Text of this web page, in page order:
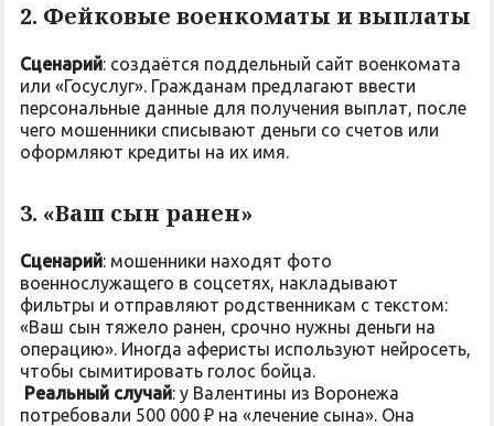
2. Фейковые военкоматы и выплаты
Сценарий: создаётся поддельный сайт военкомата
или «Госуслуг». Гражданам предлагают ввести
персональные данные для получения выплат, после
чего мошенники списывают деньги со счетов или
оформляют кредиты на их имя.
3. «Ваш сын ранен»
Сценарий: мошенники находят фото
военнослужащего в соцсетях, накладывают
фильтры и отправляют родственникам с текстом:
«Ваш сын тяжело ранен, срочно нужны деньги на
операцию». Иногда аферисты используют нейросеть,
чтобы сымитировать голос бойца.
Реальный случай: у Валентины из Воронежа
потребовали 500 000 ₽ на «лечение сына». Она